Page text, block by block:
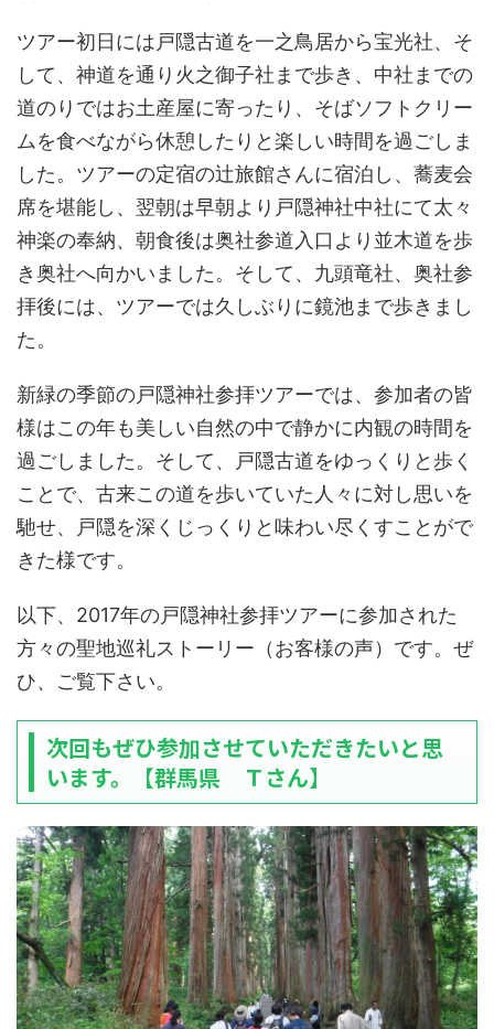
ツアー初日には戸隠古道を一之鳥居から宝光社、そ
して、神道を通り火之御子社まで歩き、中社までの
道のりではお土産屋に寄ったり、そばソフトクリー
ムを食べながら休憩したりと楽しい時間を過ごしま
した。ツアーの定宿の辻旅館さんに宿泊し、蕎麦会
席を堪能し、翌朝は早朝より戸隠神社中社にて太々
神楽の奉納、朝食後は奥社参道入口より並木道を歩
き奥社へ向かいました。そして、九頭竜社、奥社参
拝後には、ツアーでは久しぶりに鏡池まで歩きまし
た。
新緑の季節の戸隠神社参拝ツアーでは、参加者の皆
様はこの年も美しい自然の中で静かに内観の時間を
過ごしました。そして、戸隠古道をゆっくりと歩く
ことで、古来この道を歩いていた人々に対し思いを
馳せ、戸隠を深くじっくりと味わい尽くすことがで
きた様です。
以下、2017年の戸隠神社参拝ツアーに参加された
方々の聖地巡礼ストーリー（お客様の声）です。ぜ
ひ、ご覧下さい。
次回もぜひ参加させていただきたいと思
います。【群馬県 Ｔさん】